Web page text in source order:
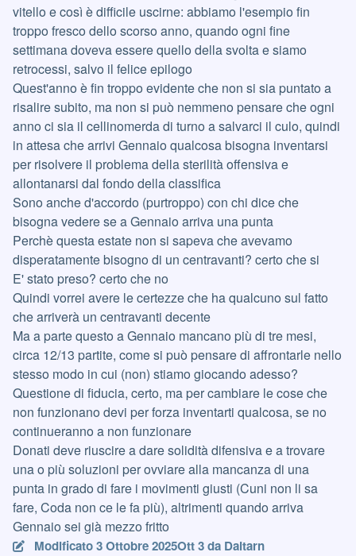
vitello e così è difficile uscirne: abbiamo l'esempio fin
troppo fresco dello scorso anno, quando ogni fine
settimana doveva essere quello della svolta e siamo
retrocessi, salvo il felice epilogo
Quest'anno è fin troppo evidente che non si sia puntato a
risalire subito, ma non si può nemmeno pensare che ogni
anno ci sia il cellinomerda di turno a salvarci il culo, quindi
in attesa che arrivi Gennaio qualcosa bisogna inventarsi
per risolvere il problema della sterilità offensiva e
allontanarsi dal fondo della classifica
Sono anche d'accordo (purtroppo) con chi dice che
bisogna vedere se a Gennaio arriva una punta
Perchè questa estate non si sapeva che avevamo
disperatamente bisogno di un centravanti? certo che si
E' stato preso? certo che no
Quindi vorrei avere le certezze che ha qualcuno sul fatto
che arriverà un centravanti decente
Ma a parte questo a Gennaio mancano più di tre mesi,
circa 12/13 partite, come si può pensare di affrontarle nello
stesso modo in cui (non) stiamo giocando adesso?
Questione di fiducia, certo, ma per cambiare le cose che
non funzionano devi per forza inventarti qualcosa, se no
continueranno a non funzionare
Donati deve riuscire a dare solidità difensiva e a trovare
una o più soluzioni per ovviare alla mancanza di una
punta in grado di fare i movimenti giusti (Cuni non li sa
fare, Coda non ce le fa più), altrimenti quando arriva
Gennaio sei già mezzo fritto
Modificato3 Ottobre 2025Ott 3da Daitarn